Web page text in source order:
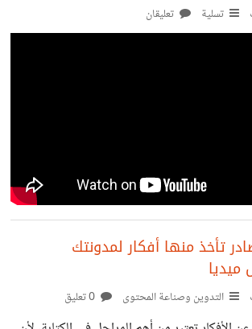
من الأدوات الفعالة جدا في التسويق.
عرضه المميزة، ينجح في نقل الرسالة بصورة
تسلية تعليقان
10 مصادر تأخذ منها أفكار لمدونتك
التدوين وصناعة المحتوى